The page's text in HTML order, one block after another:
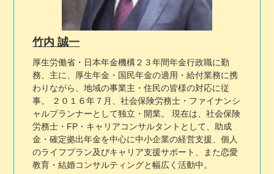
竹内 誠一
厚生労働省・日本年金機構２３年間年金行政職に勤
務、主に、厚生年金・国民年金の適用・給付業務に携
わりながら、地域の事業主・住民の皆様の対応に従
事。 ２０１６年７月、社会保険労務士・ファイナンシ
ャルプランナーとして独立・開業。 現在は、社会保険
労務士・FP・キャリアコンサルタントとして、助成
金・確定拠出年金を中心に中小企業の経営支援、個人
のライフプラン及びキャリア支援サポート、また恋愛
教育・結婚コンサルティングと幅広く活動中。